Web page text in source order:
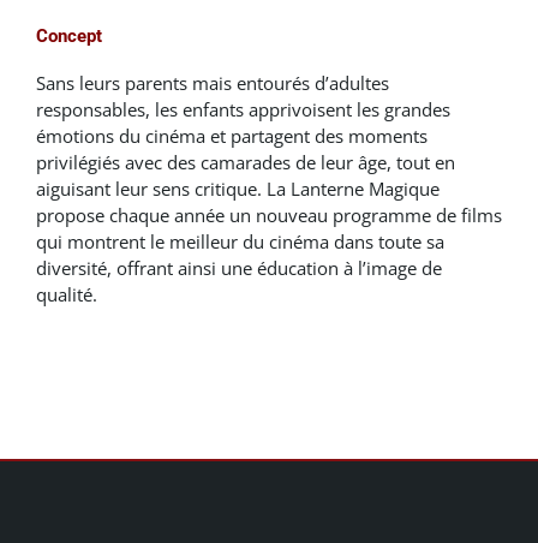
Concept
Sans leurs parents mais entourés d’adultes
responsables, les enfants apprivoisent les grandes
émotions du cinéma et partagent des moments
privilégiés avec des camarades de leur âge, tout en
aiguisant leur sens critique. La Lanterne Magique
propose chaque année un nouveau programme de films
qui montrent le meilleur du cinéma dans toute sa
diversité, offrant ainsi une éducation à l’image de
qualité.